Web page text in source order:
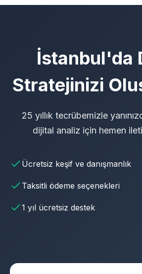
İstanbul'da
Stratejinizi
25 yıllık tecrübemizle
dijital analiz için hemen
Ücretsiz keşif ve danışmanlık
Taksitli ödeme seçenekleri
1 yıl ücretsiz destek